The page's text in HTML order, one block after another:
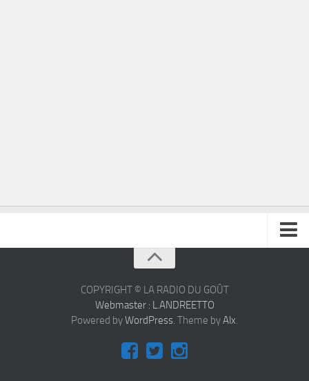
COPYRIGHT © LA RADIO DU GOÛT
Webmaster : L.ANDREETTO
Powered byWordPress. Theme byAlx.